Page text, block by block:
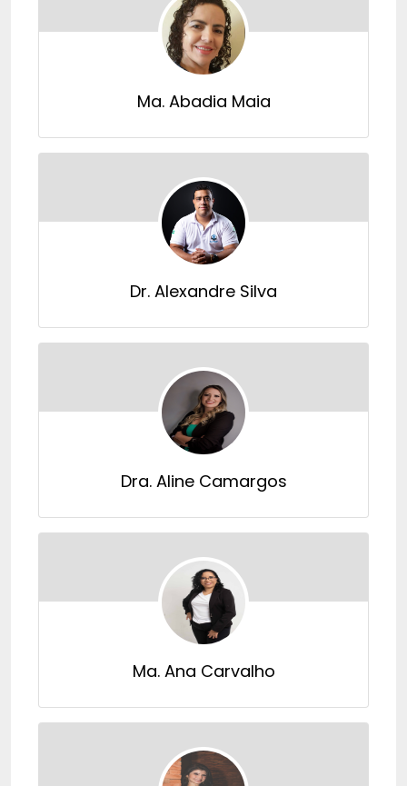
Ma. Abadia Maia
Dr. Alexandre Silva
Dra. Aline Camargos
Ma. Ana Carvalho